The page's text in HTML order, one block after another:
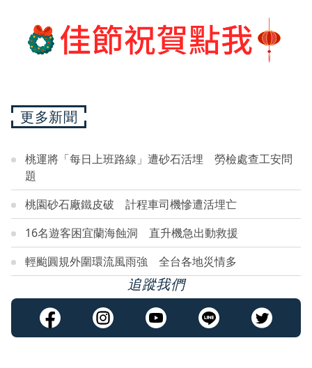
更多新聞
桃運將「每日上班路線」遭砂石活埋 勞檢處查工安問
題
桃園砂石廠鐵皮破 計程車司機慘遭活埋亡
16名遊客困宜蘭海蝕洞 直升機急出動救援
輕颱圓規外圍環流風雨強 全台各地災情多
追蹤我們